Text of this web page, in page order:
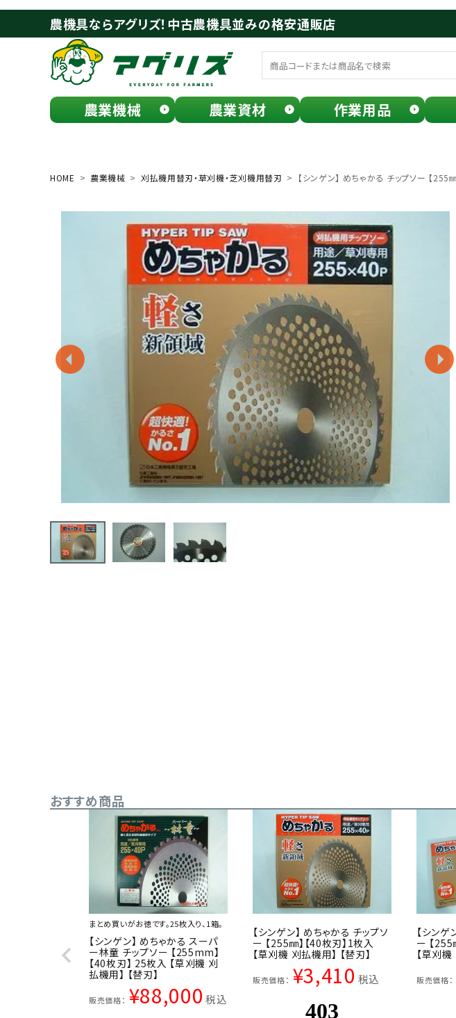
農機具ならアグリズ！中古農機具並みの格安通販店
農業機械 農業資材 作業用品
search
0739-72-453224時間受付
HOME 農業機械 刈払機用替刃・草刈機・芝刈機用替刃 【シンゲン】 めちゃかる チップソー 【255
おすすめ商品
まとめ買いがお徳です。25枚入り、1箱。
【シンゲン】 めちゃかる スーパ
ー林童 チップソー 【255mm】
【40枚刃】 25枚入 【草刈機 刈
払機用】 【替刃】
販売価格： ¥88,000 税込
【シンゲン】 めちゃかる チップソ
ー 【255㎜】【40枚刃】1枚入
【草刈機 刈払機用】 【替刃】
販売価格： ¥3,410 税込
【シンゲ
ー 【255
【草刈機
販売価格：